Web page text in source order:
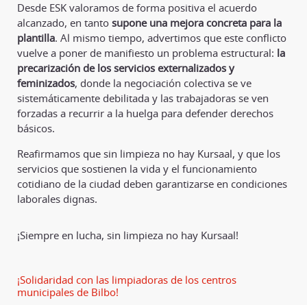
Desde ESK valoramos de forma positiva el acuerdo
alcanzado, en tanto supone una mejora concreta para la
plantilla. Al mismo tiempo, advertimos que este conflicto
vuelve a poner de manifiesto un problema estructural: la
precarización de los servicios externalizados y
feminizados, donde la negociación colectiva se ve
sistemáticamente debilitada y las trabajadoras se ven
forzadas a recurrir a la huelga para defender derechos
básicos.
Reafirmamos que sin limpieza no hay Kursaal, y que los
servicios que sostienen la vida y el funcionamiento
cotidiano de la ciudad deben garantizarse en condiciones
laborales dignas.
¡Siempre en lucha, sin limpieza no hay Kursaal!
¡Solidaridad con las limpiadoras de los centros
municipales de Bilbo!